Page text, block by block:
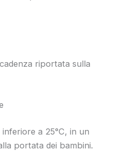
riportata sulla
a 25°C, in un
portata dei bambini.